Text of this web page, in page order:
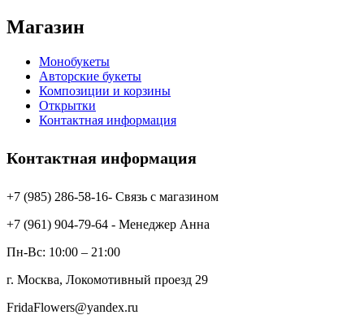
Магазин
Монобукеты
Авторские букеты
Композиции и корзины
Открытки
Контактная информация
Контактная информация
+7 (985) 286-58-16- Связь с магазином
+7 (961) 904-79-64 - Менеджер Анна
Пн-Вс: 10:00 – 21:00
г. Москва, Локомотивный проезд 29
FridaFlowers@yandex.ru